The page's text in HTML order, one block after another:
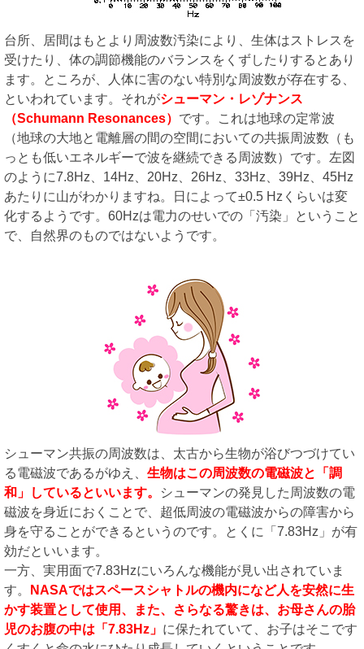
台所、居間はもとより周波数汚染により、生体はストレスを
受けたり、体の調節機能のバランスをくずしたりするとあり
ます。ところが、人体に害のない特別な周波数が存在する、
といわれています。それがシューマン・レゾナンス
（Schumann Resonances） です。これは地球の定常波
（地球の大地と電離層の間の空間においての共振周波数（も
っとも低いエネルギーで波を継続できる周波数）です。左図
のように7.8Hz、14Hz、20Hz、26Hz、33Hz、39Hz、45Hz
あたりに山がわかりますね。日によって±0.5 Hzくらいは変
化するようです。60Hzは電力のせいでの「汚染」ということ
で、自然界のものではないようです。
シューマン共振の周波数は、太古から生物が浴びつづけてい
る電磁波であるがゆえ、 生物はこの周波数の電磁波と「調
和」しているといいます。
シューマンの発見した周波数の電
磁波を身近におくことで、超低周波の電磁波からの障害から
身を守ることができるというのです。とくに「7.83Hz」が有
効だといいます。
一方、実用面で7.83Hzにいろんな機能が見い出されていま
す。
NASAではスペースシャトルの機内になど人を安然に生
かす装置として使用、また、さらなる驚きは、お母さんの胎
児のお腹の中は「7.83Hz」 に保たれていて、お子はそこです